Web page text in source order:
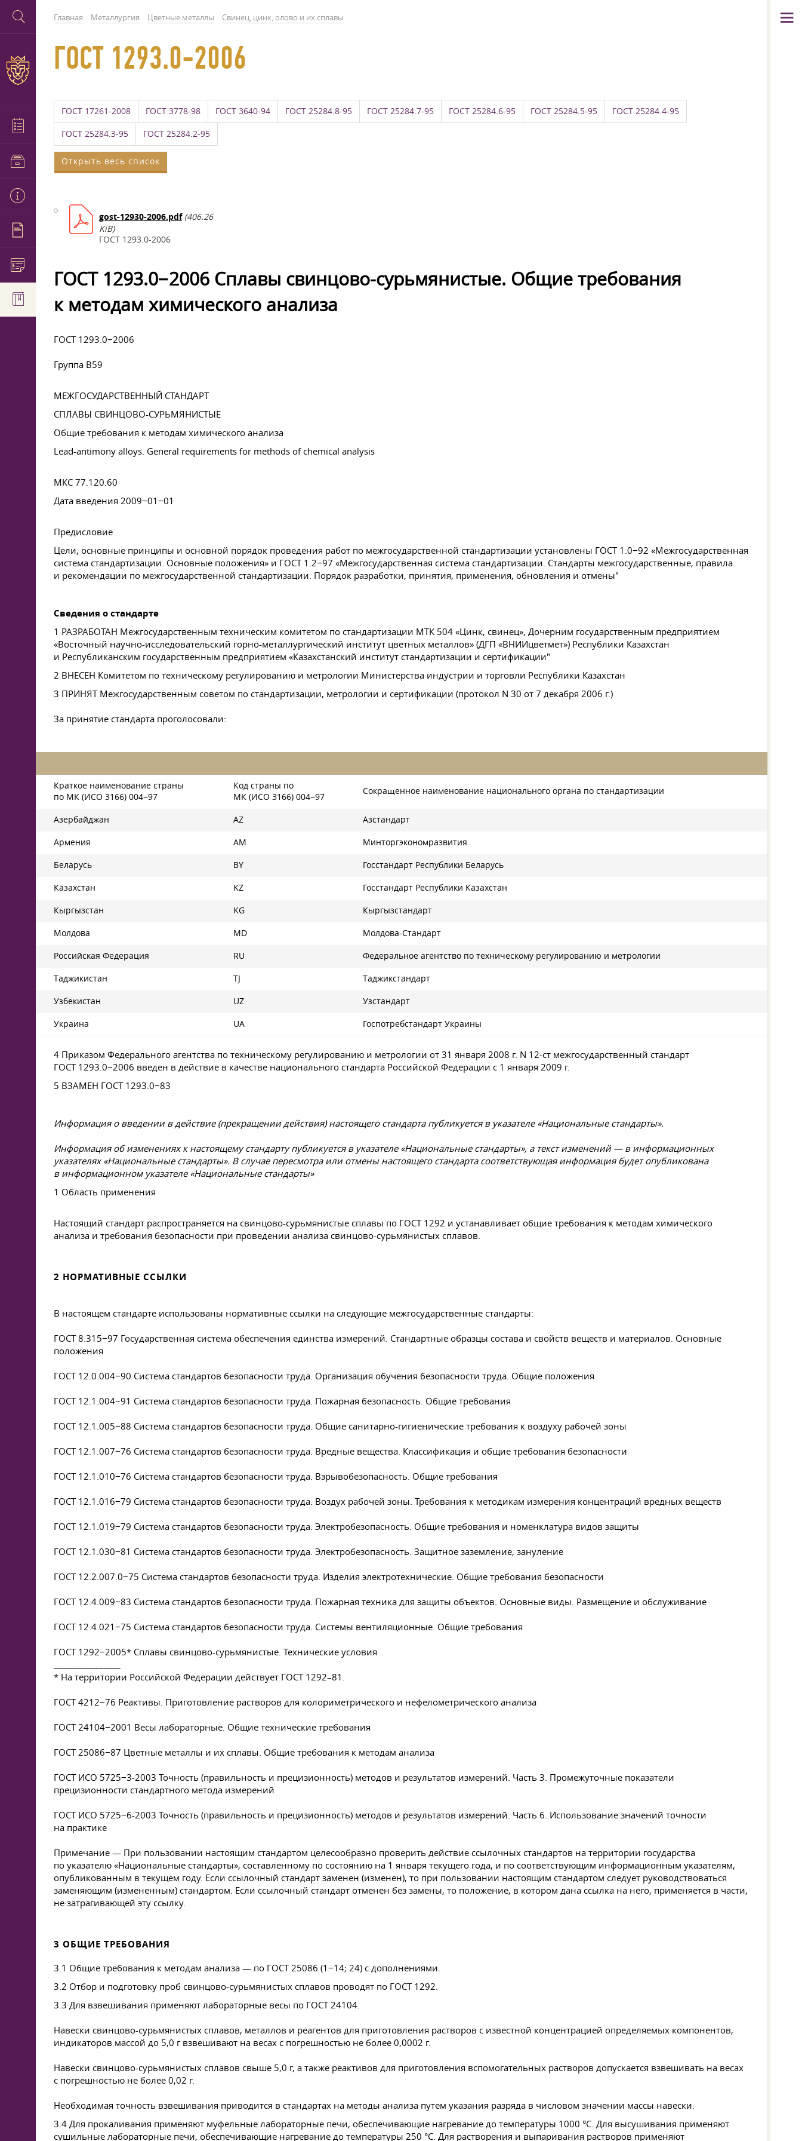
Главная Металлургия Цветные металлы Свинец, цинк, олово и их сплавы
ГОСТ 1293.0-2006
ГОСТ 17261-2008 ГОСТ 3778-98 ГОСТ 3640-94 ГОСТ 25284.8-95 ГОСТ 25284.7-95 ГОСТ 25284.6-95 ГОСТ 25284.5-95 ГОСТ 25284.4-95
ГОСТ 25284.3-95 ГОСТ 25284.2-95
Открыть весь список
gost-12930-2006.pdf (406.26
KiB)
ГОСТ 1293.0-2006
ГОСТ 1293.0−2006 Сплавы свинцово-сурьмянистые. Общие требования
к методам химического анализа
ГОСТ 1293.0−2006
Группа В59
МЕЖГОСУДАРСТВЕННЫЙ СТАНДАРТ
СПЛАВЫ СВИНЦОВО-СУРЬМЯНИСТЫЕ
Общие требования к методам химического анализа
Lead-antimony alloys. General requirements for methods of chemical analysis
МКС 77.120.60
Дата введения 2009−01−01
Предисловие
Цели, основные принципы и основной порядок проведения работ по межгосударственной стандартизации установлены ГОСТ 1 .0−92 «Межгосударственная
система стандартизации. Основные положения» и ГОСТ 1 .2−97 «Межгосударственная система стандартизации. Стандарты межгосударственные, правила
и рекомендации по межгосударственной стандартизации. Порядок разработки, принятия, применения, обновления и отмены"
Сведения о стандарте
1 РАЗРАБОТАН Межгосударственным техническим комитетом по стандартизации МТК 504 «Цинк, свинец», Дочерним государственным предприятием
«Восточный научно-исследовательский горно-металлургический институт цветных металлов» (ДГП «ВНИИцветмет») Республики Казахстан
и Республиканским государственным предприятием «Казахстанский институт стандартизации и сертификации"
2 ВНЕСЕН Комитетом по техническому регулированию и метрологии Министерства индустрии и торговли Республики Казахстан
3 ПРИНЯТ Межгосударственным советом по стандартизации, метрологии и сертификации (протокол N 30 от 7 декабря 2006 г.)
За принятие стандарта проголосовали:
Краткое наименование страны
по МК (ИСО 3166) 004−97
Код страны по
МК (ИСО 3166) 004−97
Сокращенное наименование национального органа по стандартизации
Азербайджан AZ Азстандарт
Армения AM Минторгэкономразвития
Беларусь BY Госстандарт Республики Беларусь
Казахстан KZ Госстандарт Республики Казахстан
Кыргызстан KG Кыргызстандарт
Молдова MD Молдова-Стандарт
Российская Федерация RU Федеральное агентство по техническому регулированию и метрологии
Таджикистан TJ Таджикстандарт
Узбекистан UZ Узстандарт
Украина UA Госпотребстандарт Украины
4 Приказом Федерального агентства по техническому регулированию и метрологии от 31 января 2008 г. N 12-ст межгосударственный стандарт
ГОСТ 1293.0−2006 введен в действие в качестве национального стандарта Российской Федерации с 1 января 2009 г.
5 ВЗАМЕН ГОСТ 1293.0−83
Информация о введении в действие (прекращении действия) настоящего стандарта публикуется в указателе «Национальные стандарты».
Информация об изменениях к настоящему стандарту публикуется в указателе «Национальные стандарты», а текст изменений — в информационных
указателях «Национальные стандарты». В случае пересмотра или отмены настоящего стандарта соответствующая информация будет опубликована
в информационном указателе «Национальные стандарты»
1 Область применения
Настоящий стандарт распространяется на свинцово-сурьмянистые сплавы по ГОСТ 1292 и устанавливает общие требования к методам химического
анализа и требования безопасности при проведении анализа свинцово-сурьмянистых сплавов.
2 НОРМАТИВНЫЕ ССЫЛКИ
В настоящем стандарте использованы нормативные ссылки на следующие межгосударственные стандарты:
ГОСТ 8.315−97 Государственная система обеспечения единства измерений. Стандартные образцы состава и свойств веществ и материалов. Основные
положения
ГОСТ 12.0.004−90 Система стандартов безопасности труда. Организация обучения безопасности труда. Общие положения
ГОСТ 12.1.004−91 Система стандартов безопасности труда. Пожарная безопасность. Общие требования
ГОСТ 12.1.005−88 Система стандартов безопасности труда. Общие санитарно-гигиенические требования к воздуху рабочей зоны
ГОСТ 12.1.007−76 Система стандартов безопасности труда. Вредные вещества. Классификация и общие требования безопасности
ГОСТ 12.1.010−76 Система стандартов безопасности труда. Взрывобезопасность. Общие требования
ГОСТ 12.1.016−79 Система стандартов безопасности труда. Воздух рабочей зоны. Требования к методикам измерения концентраций вредных веществ
ГОСТ 12.1.019−79 Система стандартов безопасности труда. Электробезопасность. Общие требования и номенклатура видов защиты
ГОСТ 12.1.030−81 Система стандартов безопасности труда. Электробезопасность. Защитное заземление, зануление
ГОСТ 12.2.007.0−75 Система стандартов безопасности труда. Изделия электротехнические. Общие требования безопасности
ГОСТ 12.4.009−83 Система стандартов безопасности труда. Пожарная техника для защиты объектов. Основные виды. Размещение и обслуживание
ГОСТ 12.4.021−75 Система стандартов безопасности труда. Системы вентиляционные. Общие требования
ГОСТ 1292−2005* Сплавы свинцово-сурьмянистые. Технические условия
* На территории Российской Федерации действует ГОСТ 1292–81 .
ГОСТ 4212−76 Реактивы. Приготовление растворов для колориметрического и нефелометрического анализа
ГОСТ 24104−2001 Весы лабораторные. Общие технические требования
ГОСТ 25086−87 Цветные металлы и их сплавы. Общие требования к методам анализа
ГОСТ ИСО 5725−3-2003 Точность (правильность и прецизионность) методов и результатов измерений. Часть 3. Промежуточные показатели
прецизионности стандартного метода измерений
ГОСТ ИСО 5725−6-2003 Точность (правильность и прецизионность) методов и результатов измерений. Часть 6. Использование значений точности
на практике
Примечание — При пользовании настоящим стандартом целесообразно проверить действие ссылочных стандартов на территории государства
по указателю «Национальные стандарты», составленному по состоянию на 1 января текущего года, и по соответствующим информационным указателям,
опубликованным в текущем году. Если ссылочный стандарт заменен (изменен), то при пользовании настоящим стандартом следует руководствоваться
заменяющим (измененным) стандартом. Если ссылочный стандарт отменен без замены, то положение, в котором дана ссылка на него, применяется в части,
не затрагивающей эту ссылку.
3 ОБЩИЕ ТРЕБОВАНИЯ
3.1 Общие требования к методам анализа — по ГОСТ 25086 (1−14; 24) с дополнениями.
3.2 Отбор и подготовку проб свинцово-сурьмянистых сплавов проводят по ГОСТ 1292.
3.3 Для взвешивания применяют лабораторные весы по ГОСТ 24104.
Навески свинцово-сурьмянистых сплавов, металлов и реагентов для приготовления растворов с известной концентрацией определяемых компонентов,
индикаторов массой до 5,0 г взвешивают на весах с погрешностью не более 0,0002 г.
Навески свинцово-сурьмянистых сплавов свыше 5,0 г, а также реактивов для приготовления вспомогательных растворов допускается взвешивать на весах
с погрешностью не более 0,02 г.
Необходимая точность взвешивания приводится в стандартах на методы анализа путем указания разряда в числовом значении массы навески.
3.4 Для прокаливания применяют муфельные лабораторные печи, обеспечивающие нагревание до температуры 1000 °C. Для высушивания применяют
сушильные лабораторные печи, обеспечивающие нагревание до температуры 250 °C. Для растворения и выпаривания растворов применяют